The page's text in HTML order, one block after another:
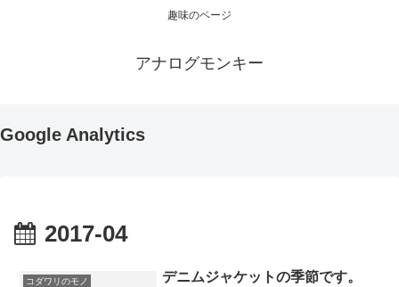
趣味のページ
アナログモンキー
Google Analytics
2017-04
コダワリのモノ デニムジャケットの季節です。